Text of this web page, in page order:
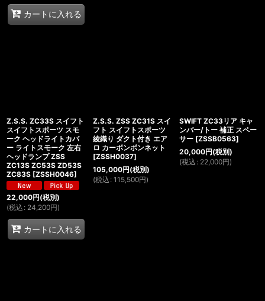
カートに入れる
Z.S.S. ZC33S スイフト
スイフトスポーツ スモ
ーク ヘッドライトカバ
ー ライトスモーク 左右
ヘッドランプ ZSS
ZC13S ZC53S ZD53S
ZC83S [ZSSH0046]
22,000円(税別)
(税込 : 24,200円)
カートに入れる
Z.S.S. ZSS ZC31S スイ
フト スイフトスポーツ
綾織り ダクト付き エア
ロ カーボンボンネット
[ZSSH0037]
105,000円(税別)
(税込 : 115,500円)
SWIFT ZC33リア キャ
ンバー/トー 補正 スペー
サー [ZSSB0563]
20,000円(税別)
(税込 : 22,000円)